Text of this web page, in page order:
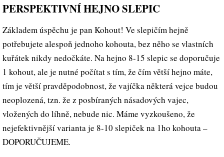
PERSPEKTIVNÍ HEJNO SLEPIC
Základem úspěchu je pan Kohout! Ve slepičím hejně
potřebujete alespoň jednoho kohouta, bez něho se vlastních
kuřátek nikdy nedočkáte. Na hejno 8-15 slepic se doporučuje
1 kohout, ale je nutné počítat s tím, že čím větší hejno máte,
tím je větší pravděpodobnost, že vajíčka některá vejce budou
neoplozená, tzn. že z posbíraných násadových vajec,
vložených do líhně, nebude nic. Máme vyzkoušeno, že
nejefektivnější varianta je 8-10 slepiček na 1ho kohouta –
DOPORUČUJEME.